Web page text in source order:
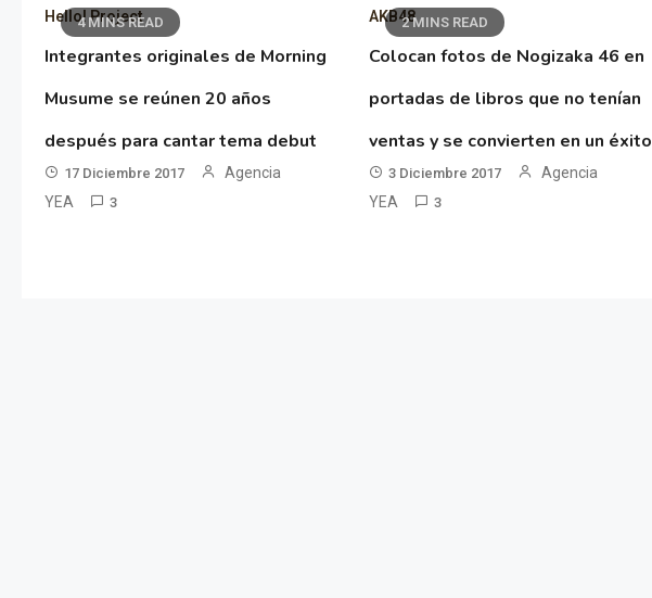
4 MINS READ
Hello! Project
Integrantes originales de Morning
Musume se reúnen 20 años
después para cantar tema debut
17 Diciembre 2017
Agencia
YEA
3
2 MINS READ
AKB48
Colocan fotos de Nogizaka 46 en
portadas de libros que no tenían
ventas y se convierten en un éxito
3 Diciembre 2017
Agencia
YEA
3